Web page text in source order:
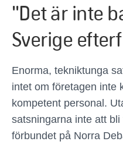
"Det är inte
Sverige
Enorma, tekniktunga
intet om företagen inte
kompetent personal.
satsningarna inte att
förbundet på Norra